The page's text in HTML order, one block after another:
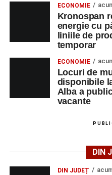
Sebeșului la Fotbal
Orele
distracții.
Duminică, 31
Orele 10:00–14:00
meciuri din cadrul
Ora 17:00 –
participarea unor
ECONOMIE
Kronospan
energie cu
liniile de
temporar
ECONOMIE
Locuri de
disponibile
Alba a
vacante
DIN
DIN JUDEȚ